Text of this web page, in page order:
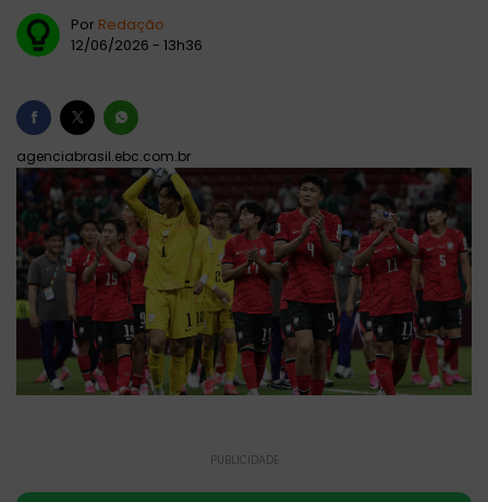
Por Redação
12/06/2026 - 13h36
agenciabrasil.ebc.com.br
PUBLICIDADE